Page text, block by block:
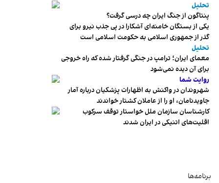
تحلیل
پنتاگون از جنگ ایران چه درسی گرفت؟
یکی از بستگان خامنه‌ای آشکارا در پی جذب نیرو برای
گذر از جمهوری اسلامی به حکومت اسلامی است
تحلیل
معمای ایران؛ ترامپ در جنگی گرفتار شده که راه خروجی
برای آن دیده نمی‌شود
روایت شما
شهروندان در واکنش به اظهارات پزشکیان درباره آمار
جاویدنامان، او را از عاملان کشتار خواندند
کارشناسان سازمان ملل خواستار توقف سرکوب
اقلیت‌های اتنیکی در ایران شدند
برنامه‌ها